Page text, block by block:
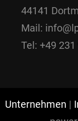
44141
Mail:
Tel: +49
Unternehmen |